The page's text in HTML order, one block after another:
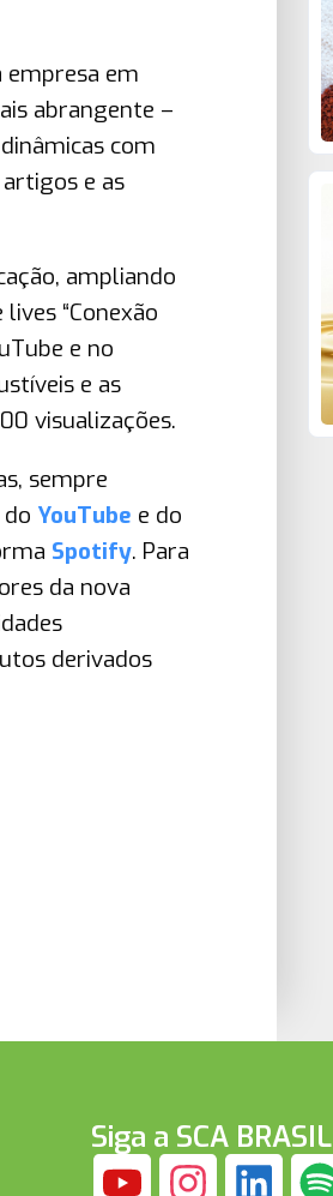
empresa em
abrangente –
com
e as
ampliando
“Conexão
e no
e as
visualizações.
sempre
YouTube e do
Spotify. Para
da nova
derivados
Siga a SCA BRASIL